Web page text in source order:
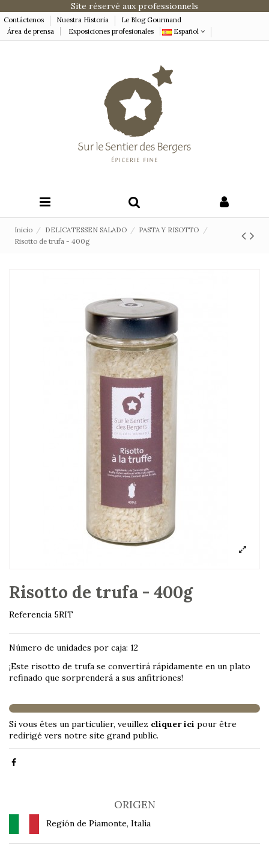
Site réservé aux professionnels
Contáctenos Nuestra Historia
Le Blog Gourmand
Área de prensa
Exposiciones profesionales Español
Inicio DELICATESSEN SALADO
PASTA Y RISOTTO
Risotto de trufa - 400g
Risotto de trufa - 400g
Referencia 5RIT
Número de unidades por caja: 12
¡Este risotto de trufa se convertirá rápidamente en un plato
refinado que sorprenderá a sus anfitriones!
Si vous êtes un particulier, veuillez cliquer ici pour être
redirigé vers notre site grand public.
ORIGEN
Región de Piamonte, Italia